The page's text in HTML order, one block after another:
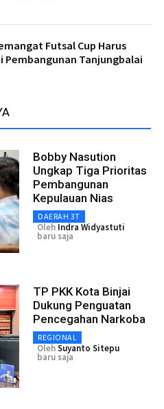
Futsal Cup Harus
Pembangunan Tanjungbalai
Bobby Nasution
Ungkap Tiga Prioritas
Pembangunan
Kepulauan Nias
DAERAH 3T
Oleh Indra Widyastuti
baru saja
TP PKK Kota Binjai
Dukung Penguatan
Pencegahan Narkoba
REGIONAL
OlehSuyanto Sitepu
baru saja